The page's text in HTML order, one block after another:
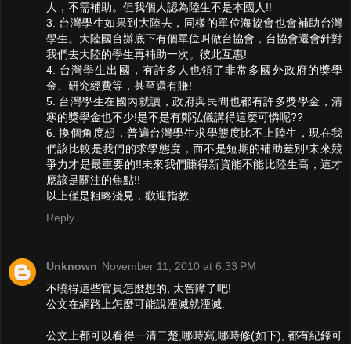
人，不需補助。但我個人認為陸生不是本國人!!
3. 台灣學生如果到大陸去，同樣的單位海協會也會補助台灣
學生。大陸國台辦底下有個單位叫做台協會，台協會還會針對
我們去大陸的學生再補助一次。彼此互惠!
4. 台灣學生出國，有許多人也領了非常多國外政府的獎學
金、研究經費等，甚至還有賺!
5. 台灣學生在國內就讀，政府與民間也都有許多獎學金，清
寒的獎學金也不少!是不是有鄭弘儀講得這麼可憐呢??
6. 換個角度想，普遍台灣學生求學態度比不上陸生，現在我
們該比較是我們的求學態度，而不是短期的補助差別!未來競
爭力才是最重要的!!未來我們賺得新資能不能比陸生高，這才
應該是關注的焦點!!
以上僅是粗略淺見，歡迎指教
Reply
Unknown November 11, 2010 at 6:33 PM
不曉得這些官員怎麼想的, 太智障了吧!
公文在網路上怎麼可能說湮滅就湮滅.
公文上都可以看得一清二楚,哪時寫,哪時修(如下), 都有紀錄可